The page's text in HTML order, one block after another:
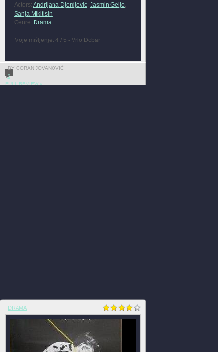
Actors: Andrijana Djordjevic, Jasmin Geljo,
Sanja Mikitisin
Genre: Drama
Moje mišljenje: 4 / 5 - Vrlo Dobar
BY GORAN JOVANOVIĆ
0
FULL REVIEW »
DRAMA